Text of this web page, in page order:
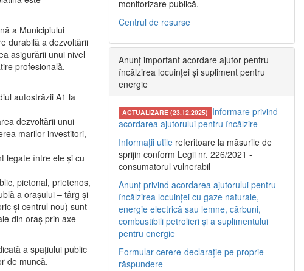
a Municipiului
durabilă a dezvoltării
asigurării unui nivel
profesională.
autostrăzii A1 la
dezvoltării unui
marilor investitori,
legate între ele şi cu
pietonal, prietenos,
a oraşului – târg şi
şi centrul nou) sunt
din oraş prin axe
a spaţiului public
de muncă.
monitorizare publică.
Centrul de resurse
Anunț important acordare ajutor pentru
încălzirea locuinței și supliment pentru
energie
ACTUALIZARE (23.12.2025) Informare privind
acordarea ajutorului pentru încălzire
Informații utile referitoare la măsurile de
sprijin conform Legii nr. 226/2021 -
consumatorul vulnerabil
Anunț privind acordarea ajutorului pentru
încălzirea locuinței cu gaze naturale,
energie electrică sau lemne, cărbuni,
combustibili petrolieri și a suplimentului
pentru energie
Formular cerere-declarație pe proprie
răspundere